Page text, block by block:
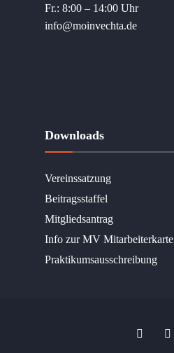
Fr.: 8:00 – 14:00 Uhr
info@moinvechta.de
Downloads
Vereinssatzung
Beitragsstaffel
Mitgliedsantrag
Info zur MV Mitarbeiterkarte
Praktikumsausschreibung